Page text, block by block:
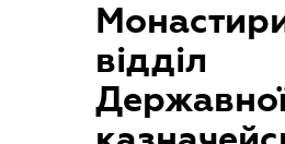
відділ